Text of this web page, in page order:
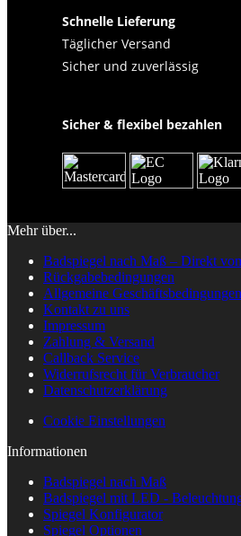
Schnelle Lieferung
Täglicher Versand
Sicher und zuverlässig
Sicher & flexibel bezahlen
Mehr über...
Badspiegel nach Maß – Direkt
Rückgabebedingungen
Allgemeine Geschäftsbedingungen
Kontakt zu uns
Impressum
Zahlung & Versand
Callback Service
Widerrufsrecht für Verbraucher
Datenschutzerklärung
Cookie Einstellungen
Informationen
Badspiegel nach Maß
Badspiegel mit LED -
Spiegel Konfigurator
Spiegel Optionen